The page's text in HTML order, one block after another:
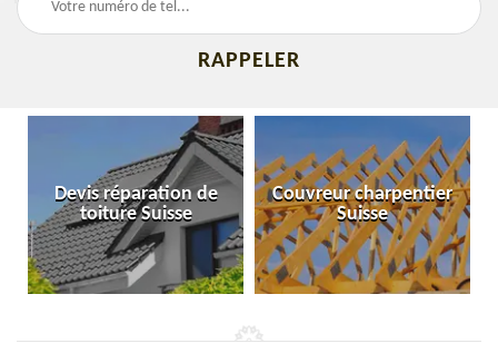
Devis réparation de
toiture Suisse
Couvreur charpentier
Suisse